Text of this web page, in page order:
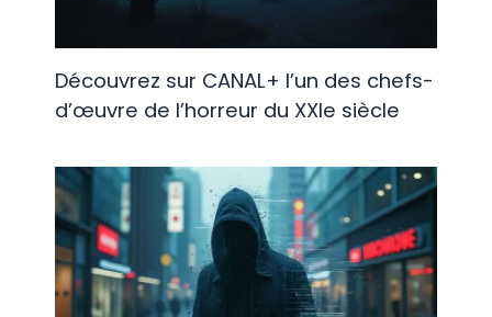
Découvrez sur CANAL+ l’un des chefs-
d’œuvre de l’horreur du XXIe siècle